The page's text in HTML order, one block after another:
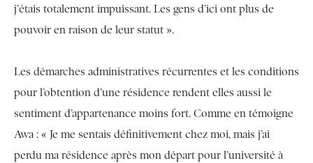
j’étais totalement impuissant. Les gens d’ici ont plus de
pouvoir en raison de leur statut ».
Les démarches administratives récurrentes et les conditions
pour l’obtention d’une résidence rendent elles aussi le
sentiment d’appartenance moins fort. Comme en témoigne
Awa : « Je me sentais définitivement chez moi, mais j’ai
perdu ma résidence après mon départ pour l’université à